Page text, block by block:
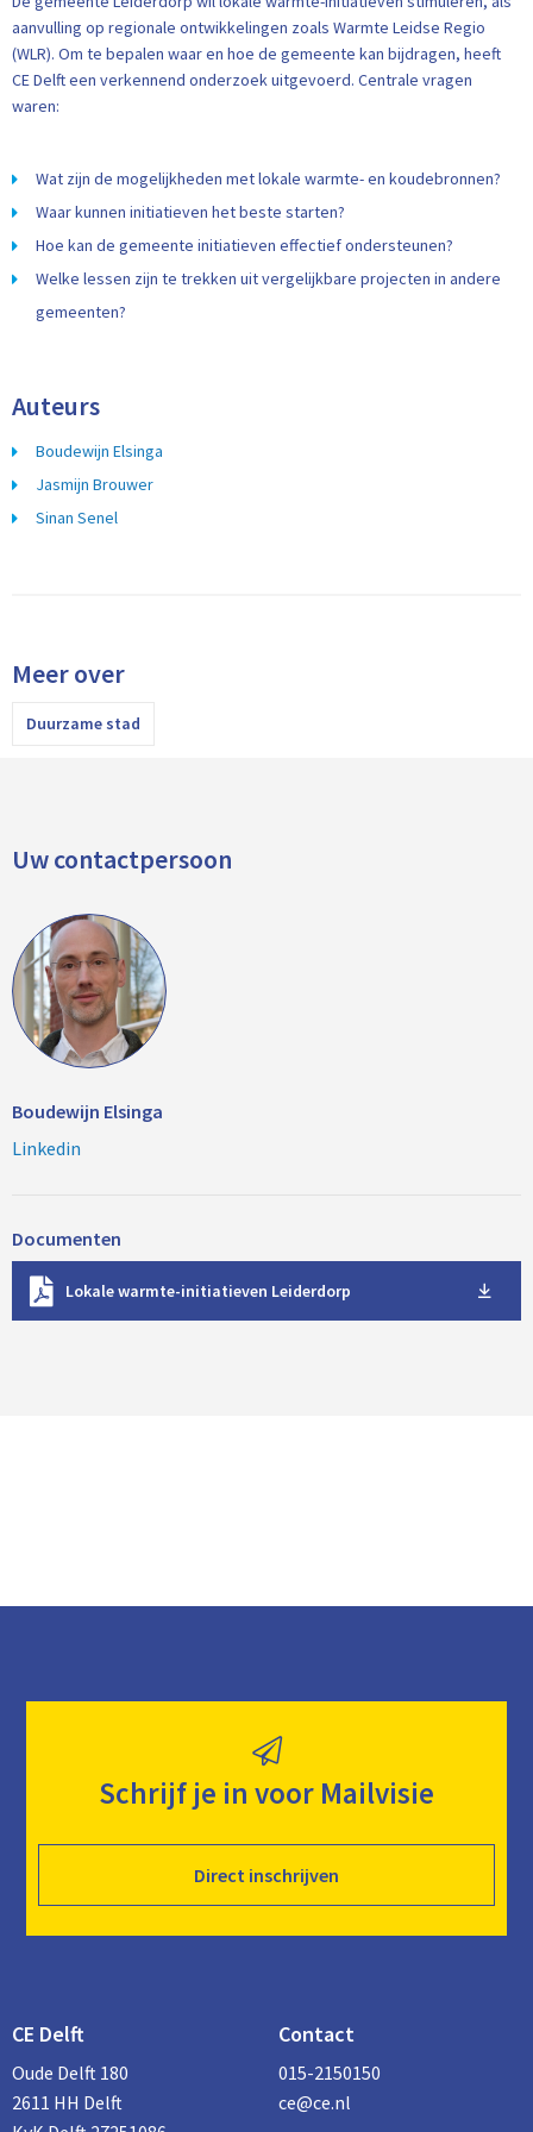
aanvulling op regionale ontwikkelingen zoals Warmte Leidse Regio
(WLR). Om te bepalen waar en hoe de gemeente kan bijdragen, heeft
CE Delft een verkennend onderzoek uitgevoerd. Centrale vragen
waren:
Wat zijn de mogelijkheden met lokale warmte- en koudebronnen?
Waar kunnen initiatieven het beste starten?
Hoe kan de gemeente initiatieven effectief ondersteunen?
Welke lessen zijn te trekken uit vergelijkbare projecten in andere
gemeenten?
Auteurs
Boudewijn Elsinga
Jasmijn Brouwer
Sinan Senel
Meer over
Duurzame stad
Uw contactpersoon
Boudewijn Elsinga
Linkedin
Documenten
Lokale warmte-initiatieven Leiderdorp
w
Schrijf je in voor Mailvisie
Direct inschrijven
CE Delft
Oude Delft 180
2611 HH Delft
Contact
015-2150150
ce@ce.nl